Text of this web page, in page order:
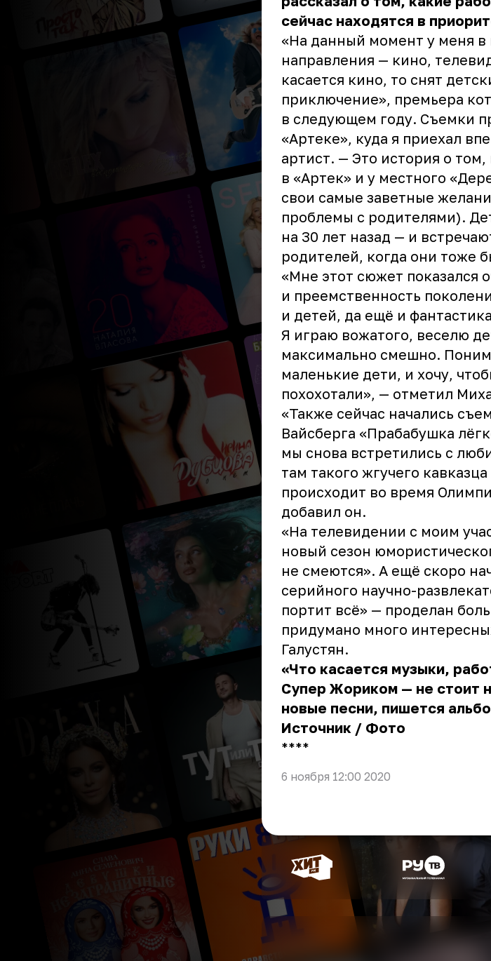
сейчас находятся в
«На данный момент у меня в
направления — кино,
касается кино, то снят
приключение», премьера
в следующем году. Съемки
«Артеке», куда я приехал
артист. — Это история о
в «Артек» и у местного
свои самые заветные
проблемы с родителями).
на 30 лет назад — и
родителей, когда они тоже
«Мне этот сюжет показался
и преемственность
и детей, да ещё и
Я играю вожатого, веселю
максимально смешно.
маленькие дети, и хочу,
похохотали», — отметил
«Также сейчас начались
Вайсберга «Прабабушка
мы снова встретились с
там такого жгучего
происходит во время
добавил он.
«На телевидении с моим
новый сезон
не смеются». А ещё скоро
серийного научно-
портит всё» — проделан
придумано много
Галустян.
«Что касается музыки,
Супер Жориком — не стоит
новые песни, пишется
Источник / Фото
** **
6 ноября 12:00 2020